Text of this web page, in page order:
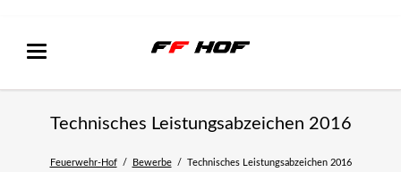
Technisches Leistungsabzeichen 2016
Feuerwehr-Hof Bewerbe Technisches Leistungsabzeichen 2016